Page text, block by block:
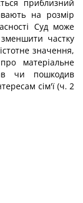
приблизний
на розмір
Суд може
зменшити частку
значення,
матеріальне
чи пошкодив
сім'ї (ч. 2